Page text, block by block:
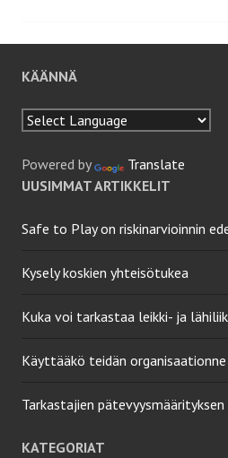
KÄÄNNÄ
Powered by
Translate
UUSIMMAT ARTIKKELIT
Safe to Play on riskinarvioinnin
Kysely koskien yhteisötukea
Kuka voi tarkastaa leikki- ja
Käyttääkö teidän
Tarkastajien
KATEGORIAT